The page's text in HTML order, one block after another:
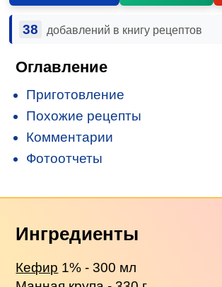
38 добавлений в книгу рецептов
Оглавление
Приготовление
Похожие рецепты
Комментарии
Фотоотчеты
Ингредиенты
Кефир 1% - 300 мл